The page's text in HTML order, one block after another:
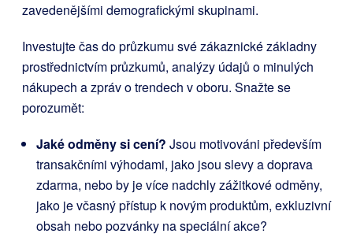
zavedenějšími demografickými skupinami.
Investujte čas do průzkumu své zákaznické základny
prostřednictvím průzkumů, analýzy údajů o minulých
nákupech a zpráv o trendech v oboru. Snažte se
porozumět:
Jaké odměny si cení? Jsou motivováni především
transakčními výhodami, jako jsou slevy a doprava
zdarma, nebo by je více nadchly zážitkové odměny,
jako je včasný přístup k novým produktům, exkluzivní
obsah nebo pozvánky na speciální akce?